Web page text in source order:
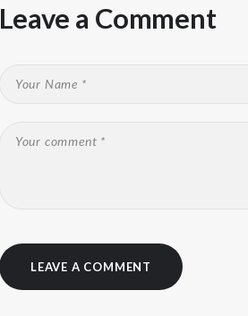
Leave a Comment